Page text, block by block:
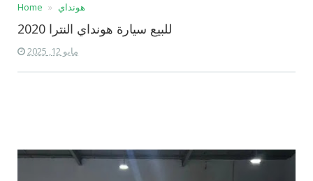
Home هونداي
للبيع سيارة هونداي النترا 2020
مايو 12, 2025